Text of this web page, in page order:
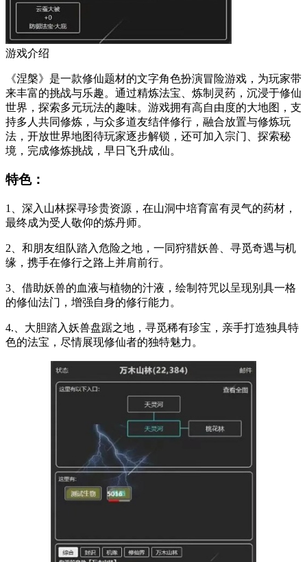
游戏介绍
《涅槃》是一款修仙题材的文字角色扮演冒险游戏，为玩家带
来丰富的挑战与乐趣。通过精炼法宝、炼制灵药，沉浸于修仙
世界，探索多元玩法的趣味。游戏拥有高自由度的大地图，支
持多人共同修炼，与众多道友结伴修行，融合放置与修炼玩
法，开放世界地图待玩家逐步解锁，还可加入宗门、探索秘
境，完成修炼挑战，早日飞升成仙。
特色：
1、深入山林探寻珍贵资源，在山洞中培育富有灵气的药材，
最终成为受人敬仰的炼丹师。
2、和朋友组队踏入危险之地，一同狩猎妖兽、寻觅奇遇与机
缘，携手在修行之路上并肩前行。
3、借助妖兽的血液与植物的汁液，绘制符咒以呈现别具一格
的修仙法门，增强自身的修行能力。
4.、大胆踏入妖兽盘踞之地，寻觅稀有珍宝，亲手打造独具特
色的法宝，尽情展现修仙者的独特魅力。